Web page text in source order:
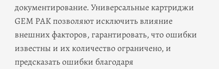
документирование. Универсальные картриджи
GEM PAK позволяют исключить влияние
внешних факторов, гарантировать, что ошибки
известны и их количество ограничено, и
предсказать ошибки благодаря